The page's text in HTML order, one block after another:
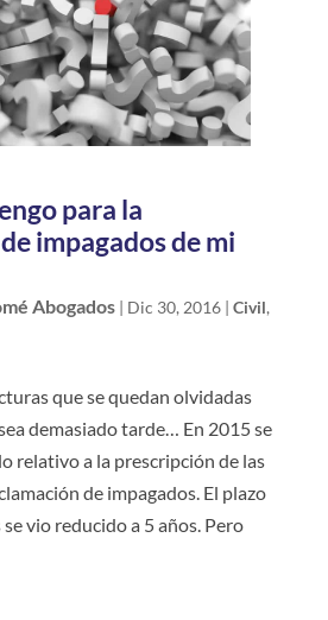
para la
impagados de mi
Abogados| Dic 30, 2016| Civil,
que se quedan olvidadas
demasiado tarde… En 2015 se
relativo a la prescripción de las
de impagados. El plazo
vio reducido a 5 años. Pero